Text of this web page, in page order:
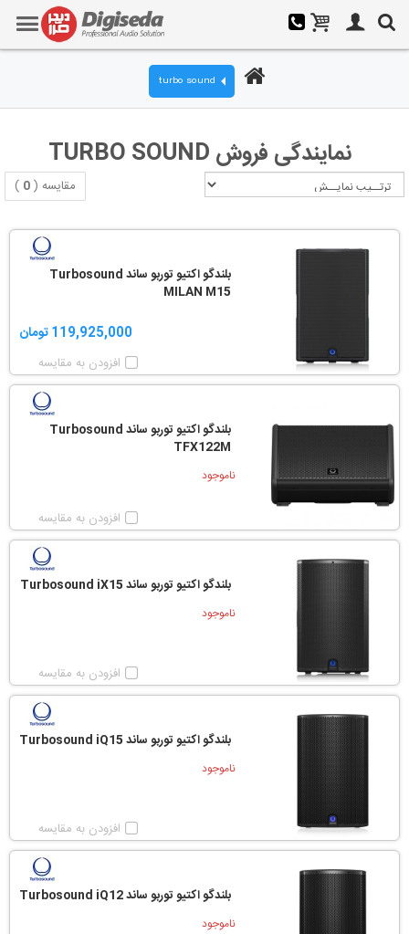
turbo sound
نمایندگی فروش TURBO SOUND
مقایسه (0
)
بلندگو اکتیو توربو ساند Turbosound
MILAN M15
119,925,000 تومان
افزودن به مقایسه
بلندگو اکتیو توربو ساند Turbosound
TFX122M
ناموجود
افزودن به مقایسه
بلندگو اکتیو توربو ساند Turbosound iX15
ناموجود
افزودن به مقایسه
بلندگو اکتیو توربو ساند Turbosound iQ15
ناموجود
افزودن به مقایسه
بلندگو اکتیو توربو ساند Turbosound iQ12
ناموجود